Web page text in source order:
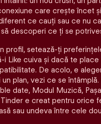
care crește încet
ce cauți sau ce nu
descoperi ce ți se
profil, setează-ți
i Like cuiva și dacă te place
De acolo, e
plan, vezi ce se
date, Modul Muzică,
e creat pentru orice
sau undeva între cele